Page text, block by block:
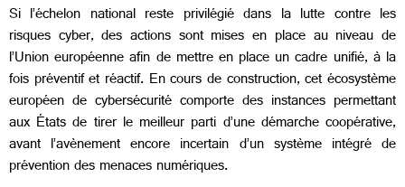
Si l’échelon national reste privilégié dans la lutte contre les
risques cyber, des actions sont mises en place au niveau de
l’Union européenne afin de mettre en place un cadre unifié, à la
fois préventif et réactif. En cours de construction, cet écosystème
européen de cybersécurité comporte des instances permettant
aux États de tirer le meilleur parti d’une démarche coopérative,
avant l’avènement encore incertain d’un système intégré de
prévention des menaces numériques.